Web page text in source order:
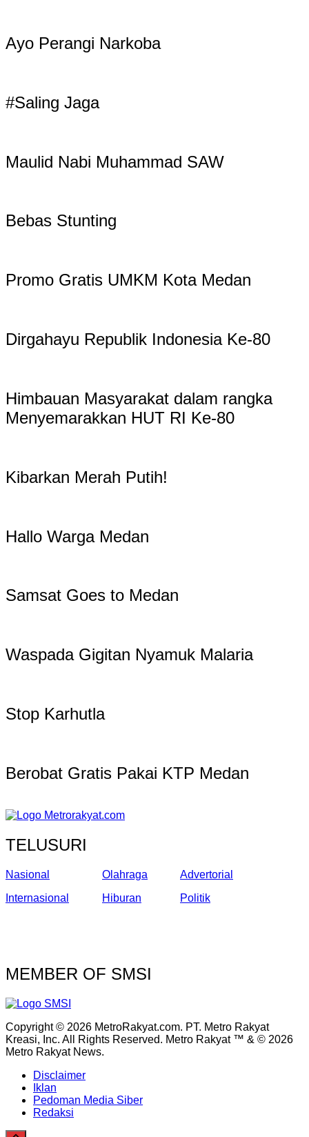
Ayo Perangi Narkoba
#Saling Jaga
Maulid Nabi Muhammad SAW
Bebas Stunting
Promo Gratis UMKM Kota Medan
Dirgahayu Republik Indonesia Ke-80
Himbauan Masyarakat dalam rangka
Menyemarakkan HUT RI Ke-80
Kibarkan Merah Putih!
Hallo Warga Medan
Samsat Goes to Medan
Waspada Gigitan Nyamuk Malaria
Stop Karhutla
Berobat Gratis Pakai KTP Medan
TELUSURI
Nasional Olahraga
Advertorial
Internasional
Hiburan Politik
MEMBER OF SMSI
Copyright © 2026 MetroRakyat.com. PT. Metro Rakyat
Kreasi, Inc. All Rights Reserved. Metro Rakyat ™ & © 2026
Metro Rakyat News.
Disclaimer
Iklan
Pedoman Media Siber
Redaksi